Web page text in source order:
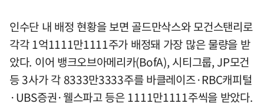
인수단 내 배정 현황을 보면 골드만삭스와 모건스탠리로
각각 1억1111만1111주가 배정돼 가장 많은 물량을 받
았다. 이어 뱅크오브아메리카(BofA), 시티그룹, JP모건
등 3사가 각 8333만3333주를 바클레이즈·RBC캐피털
·UBS증권·웰스파고 등은 1111만1111주씩을 받았다.